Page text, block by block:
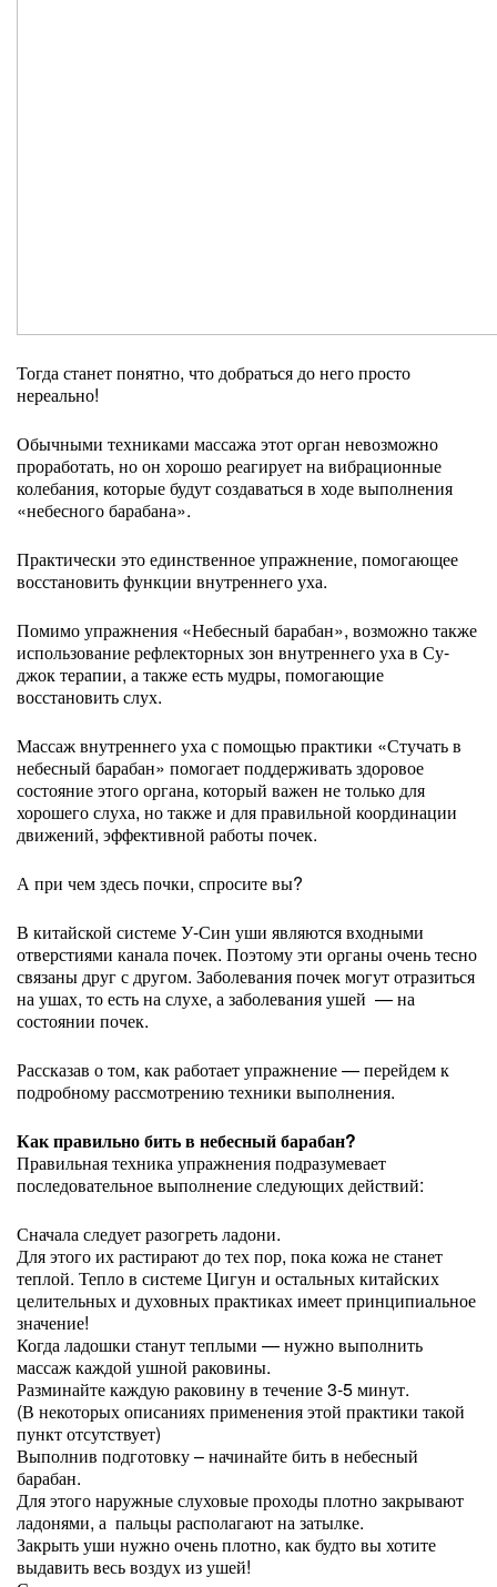
Тогда станет понятно, что добраться до него просто
нереально!
Обычными техниками массажа этот орган невозможно
проработать, но он хорошо реагирует на вибрационные
колебания, которые будут создаваться в ходе выполнения
«небесного барабана».
Практически это единственное упражнение, помогающее
восстановить функции внутреннего уха.
Помимо упражнения «Небесный барабан», возможно также
использование рефлекторных зон внутреннего уха в Су-
джок терапии, а также есть мудры, помогающие
восстановить слух.
Массаж внутреннего уха с помощью практики «Стучать в
небесный барабан» помогает поддерживать здоровое
состояние этого органа, который важен не только для
хорошего слуха, но также и для правильной координации
движений, эффективной работы почек.
А при чем здесь почки, спросите вы?
В китайской системе У-Син уши являются входными
отверстиями канала почек. Поэтому эти органы очень тесно
связаны друг с другом. Заболевания почек могут отразиться
на ушах, то есть на слухе, а заболевания ушей — на
состоянии почек.
Рассказав о том, как работает упражнение — перейдем к
подробному рассмотрению техники выполнения.
Как правильно бить в небесный барабан?
Правильная техника упражнения подразумевает
последовательное выполнение следующих действий:
Сначала следует разогреть ладони.
Для этого их растирают до тех пор, пока кожа не станет
теплой. Тепло в системе Цигун и остальных китайских
целительных и духовных практиках имеет принципиальное
значение!
Когда ладошки станут теплыми — нужно выполнить
массаж каждой ушной раковины.
Разминайте каждую раковину в течение 3-5 минут.
(В некоторых описаниях применения этой практики такой
пункт отсутствует)
Выполнив подготовку – начинайте бить в небесный
барабан.
Для этого наружные слуховые проходы плотно закрывают
ладонями, а пальцы располагают на затылке.
Закрыть уши нужно очень плотно, как будто вы хотите
выдавить весь воздух из ушей!